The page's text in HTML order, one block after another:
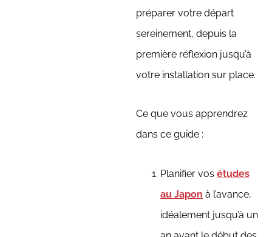
préparer votre départ
sereinement, depuis la
première réflexion jusqu’à
votre installation sur place.
Ce que vous apprendrez
dans ce guide :
Planifier vos études
au Japon à l’avance,
idéalement jusqu’à un